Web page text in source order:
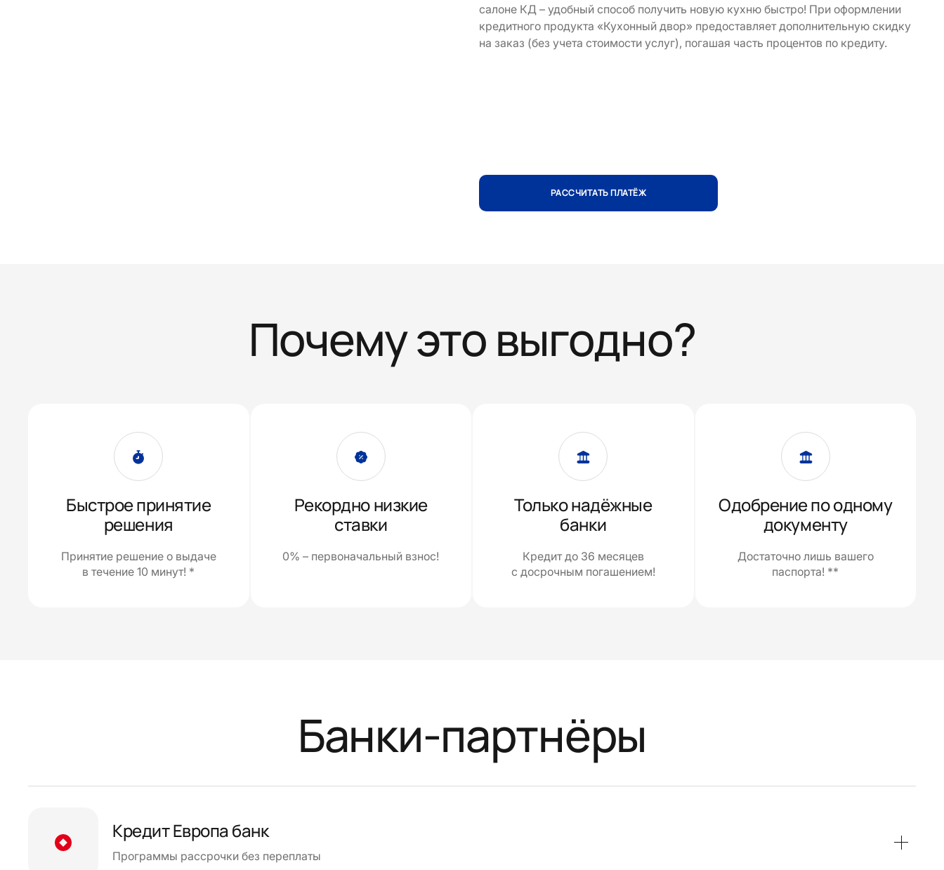
салоне КД – удобный способ получить новую кухню быстро! При оформлении
кредитного продукта «Кухонный двор» предоставляет дополнительную скидку
на заказ (без учета стоимости услуг), погашая часть процентов по кредиту.
РАССЧИТАТЬ ПЛАТЁЖ
Почему это выгодно?
Быстрое принятие
решения
Принятие решение о выдаче
в течение 10 минут! *
Рекордно низкие
ставки
0% – первоначальный взнос!
Только надёжные
банки
Кредит до 36 месяцев
с досрочным погашением!
Одобрение по одному
документу
Достаточно лишь вашего
паспорта! **
Банки-партнёры
Кредит Европа банк
Программы рассрочки без переплаты